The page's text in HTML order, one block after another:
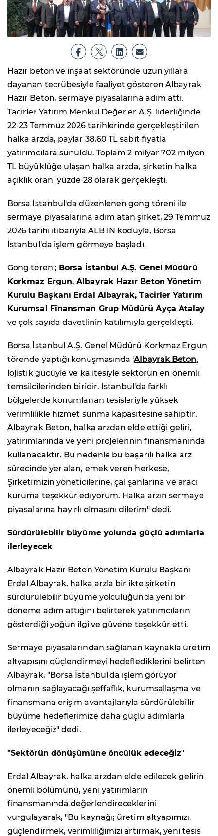
Hazır beton ve inşaat sektöründe uzun yıllara
dayanan tecrübesiyle faaliyet gösteren Albayrak
Hazır Beton, sermaye piyasalarına adım attı.
Tacirler Yatırım Menkul Değerler A.Ş. liderliğinde
22-23 Temmuz 2026 tarihlerinde gerçekleştirilen
halka arzda, paylar 38,60 TL sabit fiyatla
yatırımcılara sunuldu. Toplam 2 milyar 702 milyon
TL büyüklüğe ulaşan halka arzda, şirketin halka
açıklık oranı yüzde 28 olarak gerçekleşti.
Borsa İstanbul'da düzenlenen gong töreni ile
sermaye piyasalarına adım atan şirket, 29 Temmuz
2026 tarihi itibarıyla ALBTN koduyla, Borsa
İstanbul'da işlem görmeye başladı.
Gong töreni; Borsa İstanbul A.Ş. Genel Müdürü
Korkmaz Ergun, Albayrak Hazır Beton Yönetim
Kurulu Başkanı Erdal Albayrak, Tacirler Yatırım
Kurumsal Finansman Grup Müdürü Ayça Atalay
ve çok sayıda davetlinin katılımıyla gerçekleşti.
Borsa İstanbul A.Ş. Genel Müdürü Korkmaz Ergun
törende yaptığı konuşmasında 'Albayrak Beton,
lojistik gücüyle ve kalitesiyle sektörün en önemli
temsilcilerinden biridir. İstanbul'da farklı
bölgelerde konumlanan tesisleriyle yüksek
verimlilikle hizmet sunma kapasitesine sahiptir.
Albayrak Beton, halka arzdan elde ettiği geliri,
yatırımlarında ve yeni projelerinin finansmanında
kullanacaktır. Bu nedenle bu başarılı halka arz
sürecinde yer alan, emek veren herkese,
Şirketimizin yöneticilerine, çalışanlarına ve aracı
kuruma teşekkür ediyorum. Halka arzın sermaye
piyasalarına hayırlı olmasını dilerim" dedi.
Sürdürülebilir büyüme yolunda güçlü adımlarla
ilerleyecek
Albayrak Hazır Beton Yönetim Kurulu Başkanı
Erdal Albayrak, halka arzla birlikte şirketin
sürdürülebilir büyüme yolculuğunda yeni bir
döneme adım attığını belirterek yatırımcıların
gösterdiği yoğun ilgi ve güvene teşekkür etti.
Sermaye piyasalarından sağlanan kaynakla üretim
altyapısını güçlendirmeyi hedeflediklerini belirten
Albayrak, "Borsa İstanbul'da işlem görüyor
olmanın sağlayacağı şeffaflık, kurumsallaşma ve
finansmana erişim avantajlarıyla sürdürülebilir
büyüme hedeflerimize daha güçlü adımlarla
ilerleyeceğiz" dedi.
"Sektörün dönüşümüne öncülük edeceğiz"
Erdal Albayrak, halka arzdan elde edilecek gelirin
önemli bölümünü, yeni yatırımların
finansmanında değerlendireceklerini
vurgulayarak, "Bu kaynağı; üretim altyapımızı
güçlendirmek, verimliliğimizi artırmak, yeni tesis